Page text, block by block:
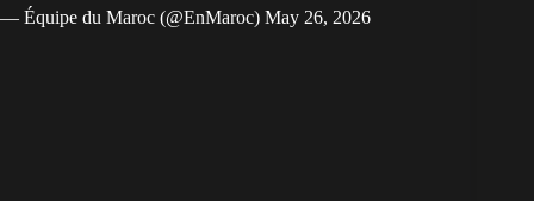
— Équipe du Maroc (@EnMaroc) May 26, 2026